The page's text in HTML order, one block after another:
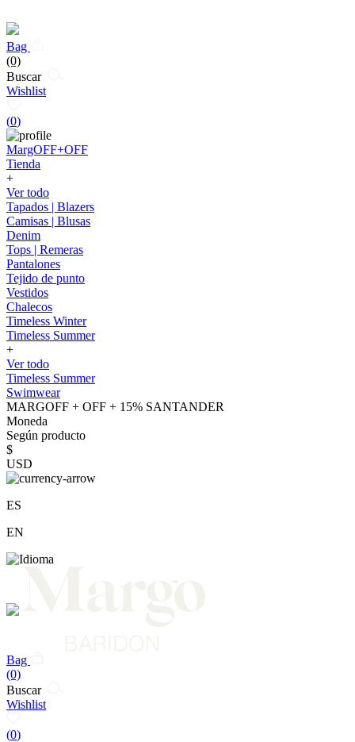
Bag
(0)
Buscar
Wishlist
(0)
MargOFF+OFF
Tienda
+
Ver todo
Tapados | Blazers
Camisas | Blusas
Denim
Tops | Remeras
Pantalones
Tejido de punto
Vestidos
Chalecos
Timeless Winter
Timeless Summer
+
Ver todo
Timeless Summer
Swimwear
MARGOFF + OFF + 15% SANTANDER
Moneda
Según producto
$
USD
ES
EN
Bag
(0)
Buscar
Wishlist
(0)